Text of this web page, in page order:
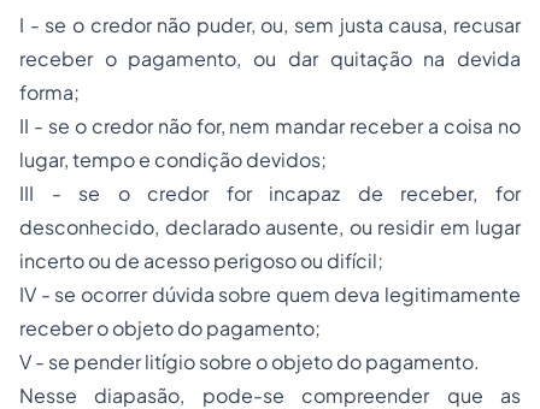
I - se o credor não puder, ou, sem justa causa, recusar
receber o pagamento, ou dar quitação na devida
forma;
II - se o credor não for, nem mandar receber a coisa no
lugar, tempo e condição devidos;
III - se o credor for incapaz de receber, for
desconhecido, declarado ausente, ou residir em lugar
incerto ou de acesso perigoso ou difícil;
IV - se ocorrer dúvida sobre quem deva legitimamente
receber o objeto do pagamento;
V - se pender litígio sobre o objeto do pagamento.
Nesse diapasão, pode-se compreender que as